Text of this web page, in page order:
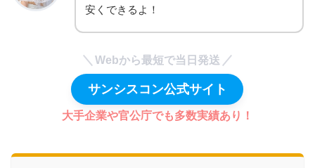
安くできるよ！
Webから最短で当日発送
サンシスコン公式サイト
大手企業や官公庁でも多数実績あり！